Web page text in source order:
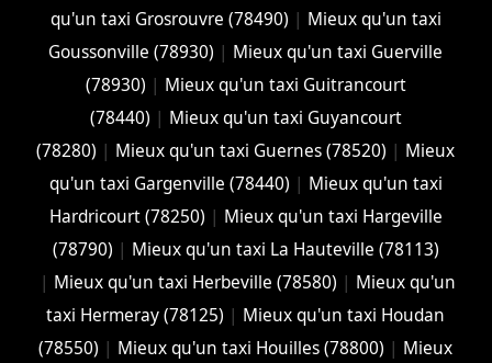
qu'un taxi Grosrouvre (78490) | Mieux qu'un taxi
Goussonville (78930) | Mieux qu'un taxi Guerville
(78930) | Mieux qu'un taxi Guitrancourt
(78440) | Mieux qu'un taxi Guyancourt
(78280) | Mieux qu'un taxi Guernes (78520) | Mieux
qu'un taxi Gargenville (78440) | Mieux qu'un taxi
Hardricourt (78250) | Mieux qu'un taxi Hargeville
(78790) | Mieux qu'un taxi La Hauteville (78113)
| Mieux qu'un taxi Herbeville (78580) | Mieux qu'un
taxi Hermeray (78125) | Mieux qu'un taxi Houdan
(78550) | Mieux qu'un taxi Houilles (78800) | Mieux